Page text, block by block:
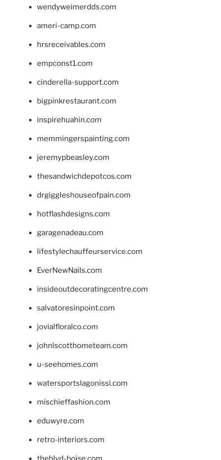
wendyweimerdds.com
ameri-camp.com
hrsreceivables.com
empconst1.com
cinderella-support.com
bigpinkrestaurant.com
inspirehuahin.com
memmingerspainting.com
jeremypbeasley.com
thesandwichdepotcos.com
drgiggleshouseofpain.com
hotflashdesigns.com
garagenadeau.com
lifestylechauffeurservice.com
EverNewNails.com
insideoutdecoratingcentre.com
salvatoresinpoint.com
jovialfloralco.com
johnlscotthometeam.com
u-seehomes.com
watersportslagonissi.com
mischieffashion.com
eduwyre.com
retro-interiors.com